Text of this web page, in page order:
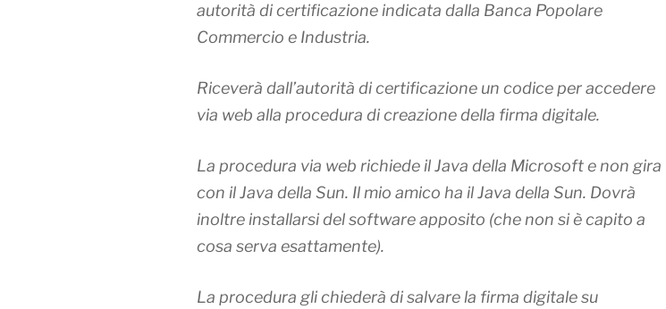
autorità di certificazione indicata dalla Banca Popolare
Commercio e Industria.
Riceverà dall’autorità di certificazione un codice per accedere
via web alla procedura di creazione della firma digitale.
La procedura via web richiede il Java della Microsoft e non gira
con il Java della Sun. Il mio amico ha il Java della Sun. Dovrà
inoltre installarsi del software apposito (che non si è capito a
cosa serva esattamente).
La procedura gli chiederà di salvare la firma digitale su